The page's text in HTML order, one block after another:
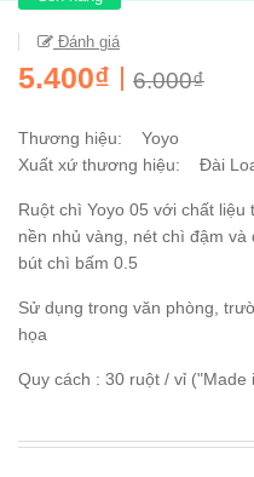
Đánh giá
5.400₫ 6.000₫
Thương hiệu: Yoyo
Xuất xứ thương hiệu: Đài
Ruột chì Yoyo 05 với chất
nền nhủ vàng, nét chì đậm
bút chì bấm 0.5
Sử dụng trong văn phòng,
họa
Quy cách : 30 ruột / vỉ ("Made